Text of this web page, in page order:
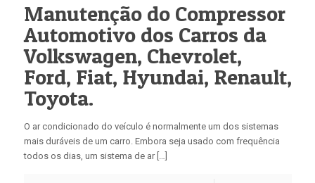
Manutenção do Compressor
Automotivo dos Carros da
Volkswagen, Chevrolet,
Ford, Fiat, Hyundai, Renault,
Toyota.
O ar condicionado do veículo é normalmente um dos sistemas
mais duráveis ​​de um carro. Embora seja usado com frequência
todos os dias, um sistema de ar […]